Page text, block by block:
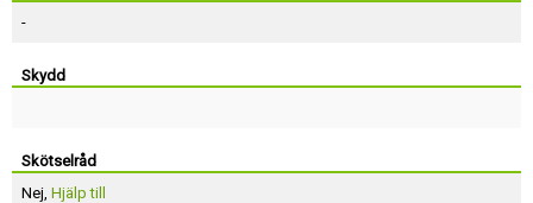
-
Skydd
Skötselråd
Nej, Hjälp till